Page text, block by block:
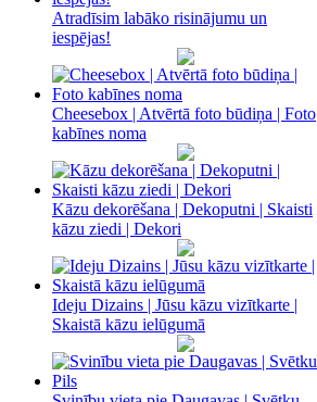
Atradīsim labāko risinājumu un
iespējas!
Cheesebox | Atvērtā foto būdiņa | Foto
kabīnes noma
Kāzu dekorēšana | Dekoputni | Skaisti
kāzu ziedi | Dekori
Ideju Dizains | Jūsu kāzu vizītkarte |
Skaistā kāzu ielūgumā